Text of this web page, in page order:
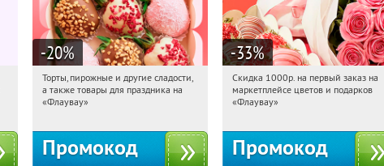
-20%
04:43:16 Получили:
Россия
Торты, пирожные и другие сладости,
а также товары для праздника на
«Флаувау»
Промокод
-33%
04:43:16 Получили:
Россия
Скидка 1000р. на первый заказ на
маркетплейсе цветов и подарков
«Флаувау»
Промокод